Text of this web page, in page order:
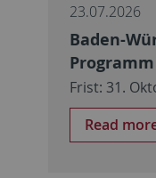
23.07.2026
Baden-
Frist: 31.
Read